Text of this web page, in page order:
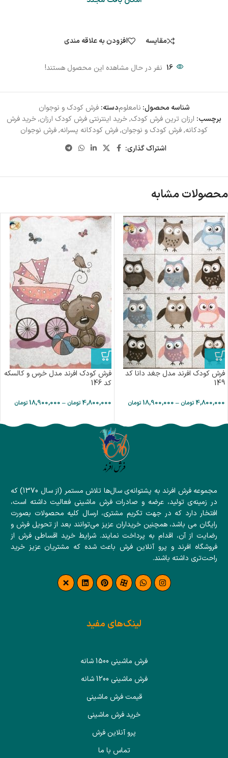
مقایسه افزودن به علاقه مندی
16 نفر در حال مشاهده این محصول هستند!
شناسه محصول: نامعلومدسته: فرش کودک و نوجوان
برچسب: ارزان ترین فرش کودک,خرید اینترنتی فرش کودک ارزان,خرید فرش
کودکانه,فرش کودک و نوجوان,فرش کودکانه پسرانه,فرش نوجوان
اشتراک گذاری:
محصولات مشابه
فرش کودک افرند مدل جغد دانا کد
149
4,800,000 تومان–
18,900,000 تومان
فرش کودک افرند مدل خرس و کالسکه
کد 146
4,800,000 تومان–
18,900,000 تومان
مجموعه فرش افرند به پشتوانه‌ی سال‌ها تلاش مستمر (از سال 1370) که
در زمینه‌ی تولید، عرضه و صادرات فرش ماشینی فعالیت داشته است،
افتخار دارد که در جهت تکریم مشتری، ارسال کلیه محصولات بصورت
رایگان می باشد، همچنین خریداران عزیز می‌توانند بعد از تحویل فرش و
رضایت از آن، اقدام به پرداخت نمایند. شرایط خرید اقساطی فرش از
فروشگاه افرند و پرو آنلاین فرش باعث شده که مشتریان عزیز خرید
راحت‌تری داشته باشند.
لینک‌های مفید
فرش ماشینی 1500 شانه
فرش ماشینی 1200 شانه
قیمت فرش ماشینی
خرید فرش ماشینی
پرو آنلاین فرش
تماس با ما